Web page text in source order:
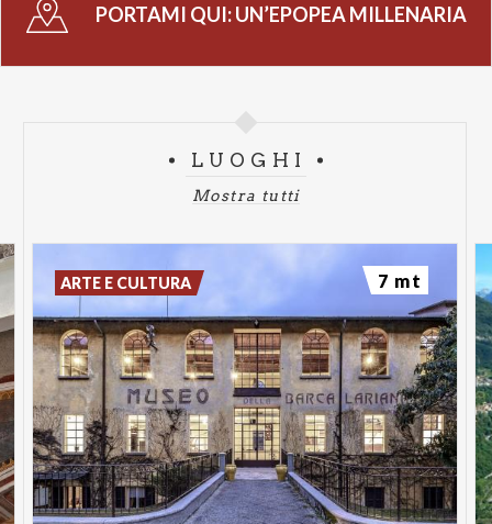
PORTAMI QUI:UN’EPOPEA MILLENARIA
LUOGHI
Mostra tutti
ARTE E CULTURA 7 mt